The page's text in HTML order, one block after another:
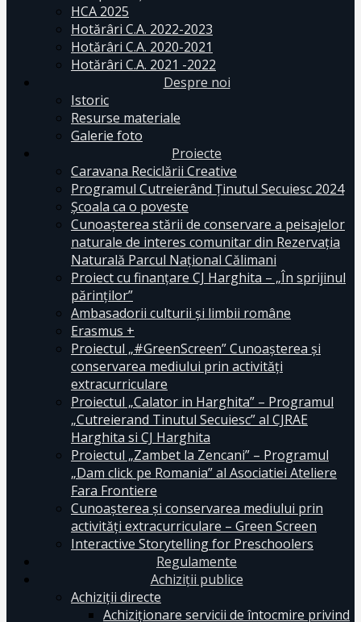
HCA 2025
Hotărâri C.A. 2022-2023
Hotărâri C.A. 2020-2021
Hotărâri C.A. 2021 -2022
Despre noi
Istoric
Resurse materiale
Galerie foto
Proiecte
Caravana Reciclării Creative
Programul Cutreierând Ținutul Secuiesc 2024
Școala ca o poveste
Cunoaşterea stării de conservare a peisajelor
naturale de interes comunitar din Rezervaţia
Naturală Parcul Naţional Călimani
Proiect cu finanţare CJ Harghita – „În sprijinul
părinţilor”
Ambasadorii culturii și limbii române
Erasmus +
Proiectul „#GreenScreen” Cunoașterea şi
conservarea mediului prin activităţi
extracurriculare
Proiectul „Calator in Harghita” – Programul
„Cutreierand Tinutul Secuiesc” al CJRAE
Harghita si CJ Harghita
Proiectul „Zambet la Zencani” – Programul
„Dam click pe Romania” al Asociatiei Ateliere
Fara Frontiere
Cunoașterea și conservarea mediului prin
activități extracurriculare – Green Screen
Interactive Storytelling for Preschoolers
Regulamente
Achiziții publice
Achiziții directe
Achiziționare servicii de întocmire privind